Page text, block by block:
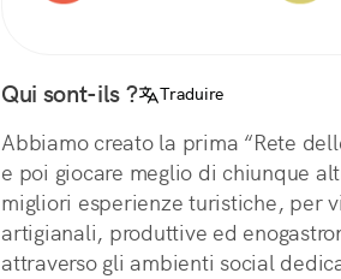
Qui sont-ils ? Traduire
Abbiamo creato la prima “Rete
e poi giocare meglio di chiunque
migliori esperienze turistiche, per
artigianali, produttive ed
attraverso gli ambienti social